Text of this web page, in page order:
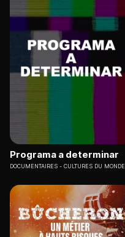
Programa a determinar
DOCUMENTAIRES CULTURES DU MONDE